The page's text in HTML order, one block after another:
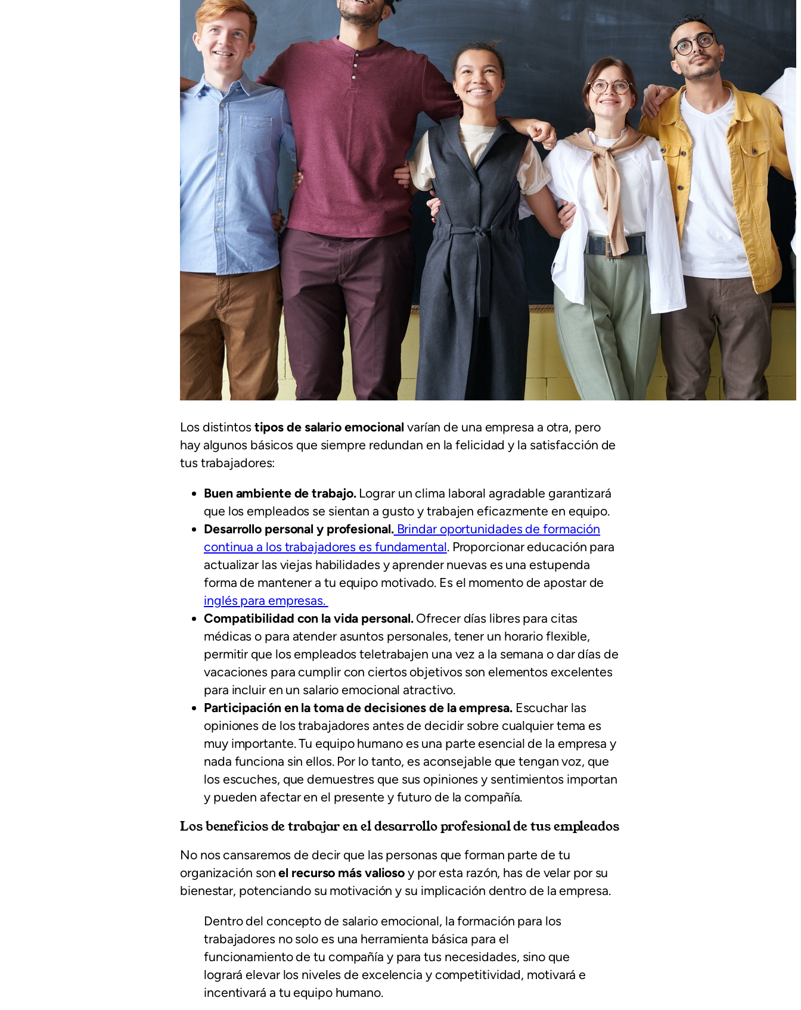
Los distintos tipos de salario emocional varían de una empresa a otra, pero
hay algunos básicos que siempre redundan en la felicidad y la satisfacción de
tus trabajadores:
Buen ambiente de trabajo.Lograr un clima laboral agradable garantizará
que los empleados se sientan a gusto y trabajen eficazmente en equipo.
Desarrollo personal y profesional.Brindar oportunidades de formación
continua a los trabajadores es fundamental. Proporcionar educación para
actualizar las viejas habilidades y aprender nuevas es una estupenda
forma de mantener a tu equipo motivado. Es el momento de apostar de
inglés para empresas.
Compatibilidad con la vida personal.Ofrecer días libres para citas
médicas o para atender asuntos personales, tener un horario flexible,
permitir que los empleados teletrabajen una vez a la semana o dar días de
vacaciones para cumplir con ciertos objetivos son elementos excelentes
para incluir en un salario emocional atractivo.
Participación en la toma de decisiones de la empresa.Escuchar las
opiniones de los trabajadores antes de decidir sobre cualquier tema es
muy importante. Tu equipo humano es una parte esencial de la empresa y
nada funciona sin ellos. Por lo tanto, es aconsejable que tengan voz, que
los escuches, que demuestres que sus opiniones y sentimientos importan
y pueden afectar en el presente y futuro de la compañía.
Los beneficios de trabajar en el desarrollo profesional de tus empleados
No nos cansaremos de decir que las personas que forman parte de tu
organización sonel recurso más valioso y por esta razón, has de velar por su
bienestar, potenciando su motivación y su implicación dentro de la empresa.
Dentro del concepto de salario emocional, la formación para los
trabajadores no solo es una herramienta básica para el
funcionamiento de tu compañía y para tus necesidades, sino que
logrará elevar los niveles de excelencia y competitividad, motivará e
incentivará a tu equipo humano.